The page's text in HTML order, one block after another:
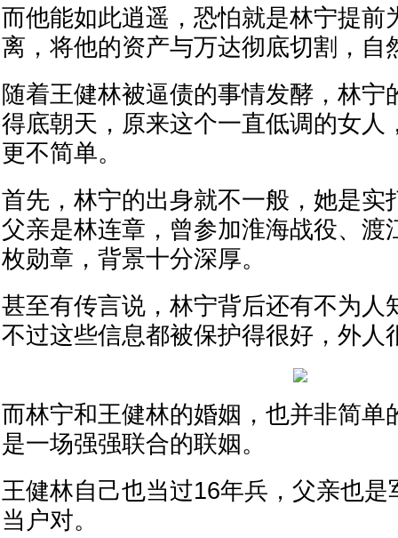
而他能如此逍遥，恐怕就是林宁提前
离，将他的资产与万达彻底切割，自
随着王健林被逼债的事情发酵，林宁
得底朝天，原来这个一直低调的女人
更不简单。
首先，林宁的出身就不一般，她是实
父亲是林连章，曾参加淮海战役、渡
枚勋章，背景十分深厚。
甚至有传言说，林宁背后还有不为人
不过这些信息都被保护得很好，外人
而林宁和王健林的婚姻，也并非简单
是一场强强联合的联姻。
王健林自己也当过16年兵，父亲也是
当户对。